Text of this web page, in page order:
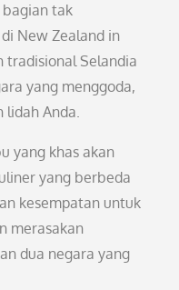
tak
New Zealand in
tradisional Selandia
yang menggoda,
lidah Anda.
yang khas akan
yang berbeda
kesempatan untuk
merasakan
dua negara yang